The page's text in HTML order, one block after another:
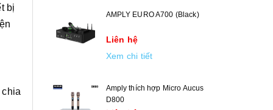
bị
AMPLY EURO A700 (Black)
Liên hệ
Xem chi tiết
Amply thích hợp Micro Aucus
D800